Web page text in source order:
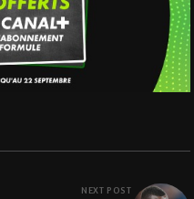
NEXT POST